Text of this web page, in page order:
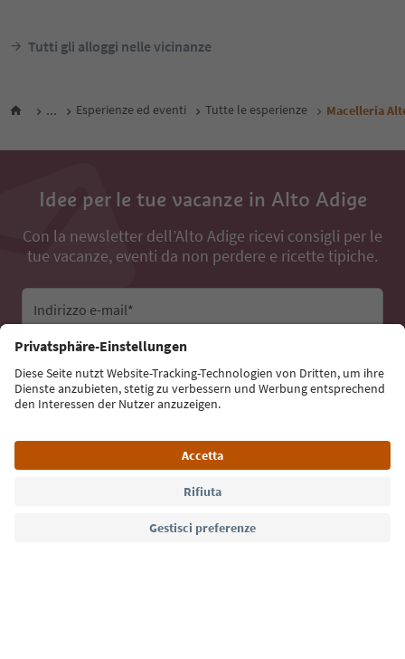
Tutti gli alloggi nelle vicinanze
... Esperienze ed eventi Tutte le esperienze Macelleria
Idee per le tue vacanze in Alto Adige
Con la newsletter dell’Alto Adige ricevi consigli per le
tue vacanze, eventi da non perdere e ricette tipiche.
Indirizzo e-mail*
Iscriviti alla newsletter